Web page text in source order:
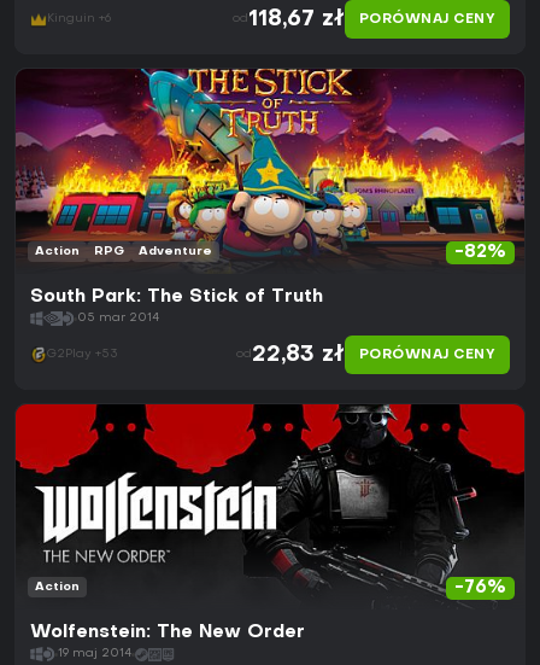
Kinguin +6 od 118,67 zł PORÓWNAJ CENY
-82%
Action RPG Adventure
South Park: The Stick of Truth
05 mar 2014
G2Play +53 od 22,83 zł PORÓWNAJ CENY
-76%
Action
Wolfenstein: The New Order
19 maj 2014